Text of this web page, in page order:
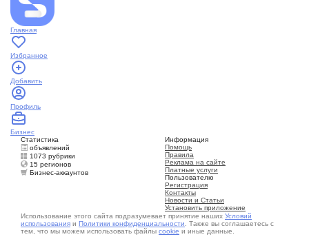
Главная
Избранное
Добавить
Профиль
Бизнес
Статистика
объявлений
1073 рубрики
15 регионов
Бизнес-аккаунтов
Информация
Помощь
Правила
Реклама на сайте
Платные услуги
Пользователю
Регистрация
Контакты
Новости и Статьи
Установить приложение
Использование этого сайта подразумевает принятие наших Условий
использования и Политики конфиденциальности . Также вы соглашаетесь с
тем, что мы можем использовать файлы cookie и иные данные.